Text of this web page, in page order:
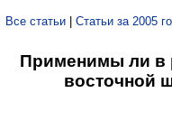
Все статьи | Статьи за 2005
Применимы ли в
восточной